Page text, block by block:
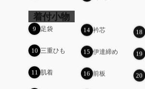
着付小物
9 足袋 14 衿芯 18
10 三重ひも 15 伊達締め 19
11 肌着 16 前板 20